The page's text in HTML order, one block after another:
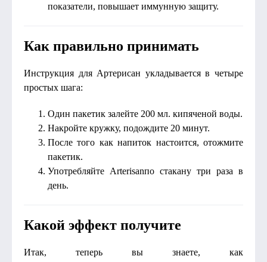
показатели, повышает иммунную защиту.
Как правильно принимать
Инструкция для Артерисан укладывается в четыре
простых шага:
Один пакетик залейте 200 мл. кипяченой воды.
Накройте кружку, подождите 20 минут.
После того как напиток настоится, отожмите
пакетик.
Употребляйте Arterisanпо стакану три раза в
день.
Какой эффект получите
Итак, теперь вы знаете, как